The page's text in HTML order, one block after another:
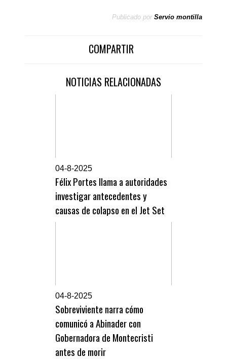
Publicado por Servio montilla
COMPARTIR
NOTICIAS RELACIONADAS
04-8-2025
Félix Portes llama a autoridades
investigar antecedentes y
causas de colapso en el Jet Set
04-8-2025
Sobreviviente narra cómo
comunicó a Abinader con
Gobernadora de Montecristi
antes de morir